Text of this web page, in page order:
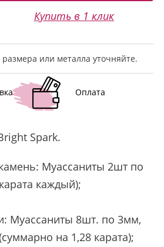
Купить в 1 клик
или металла уточняйте.
Оплата
Spark.
Муассаниты 2шт по
каждый);
Муассаниты 8шт. по 3мм,
на 1,28 карата);